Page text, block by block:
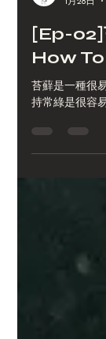
1月28日
[Ep-
How